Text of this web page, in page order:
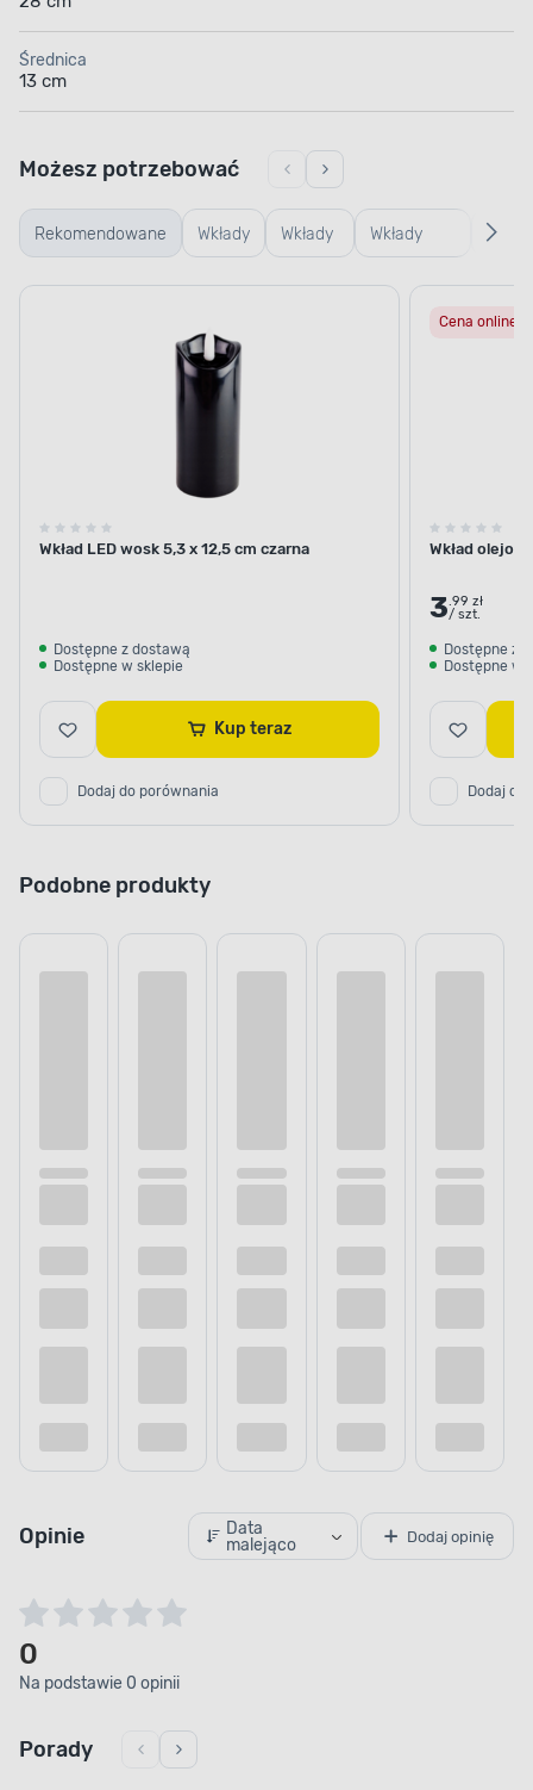
Średnica
13 cm
Rekomendowane Wkłady
LED
Wkłady
olejowe
Wkłady
parafinowe pod
Możesz potrzebować
Wkład LED wosk 5,3 x 12,5 cm czarna
Dostępne z dostawą
Dostępne w sklepie
Kup teraz
Dodaj do porównania
Cena online
Wkład
3.99 zł
/ szt.
Dostępne z
Dostępne w
Dodaj do
Podobne produkty
Opinie
Data
malejąco
Dodaj opinię
0
Na podstawie 0 opinii
Porady